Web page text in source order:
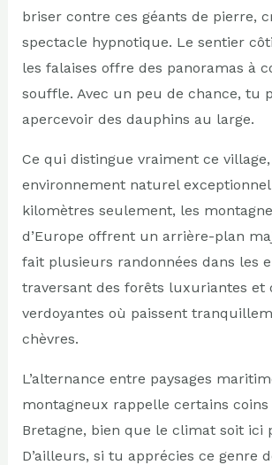
briser contre ces géants de pierre,
spectacle hypnotique. Le sentier
les falaises offre des panoramas à
souffle. Avec un peu de chance, tu
apercevoir des dauphins au large.
Ce qui distingue vraiment ce village,
environnement naturel
kilomètres seulement, les
d’Europe offrent un arrière-plan
fait plusieurs randonnées dans les
traversant des forêts luxuriantes et
verdoyantes où paissent
chèvres.
L’alternance entre paysages
montagneux rappelle certains coins
Bretagne, bien que le climat soit ici
D’ailleurs, si tu apprécies ce genre